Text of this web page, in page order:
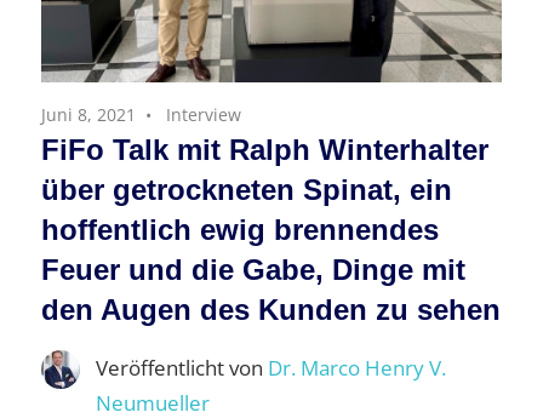
Juni 8, 2021 Interview
FiFo Talk mit Ralph Winterhalter
über getrockneten Spinat, ein
hoffentlich ewig brennendes
Feuer und die Gabe, Dinge mit
den Augen des Kunden zu sehen
Veröffentlicht von Dr. Marco Henry V.
Neumueller